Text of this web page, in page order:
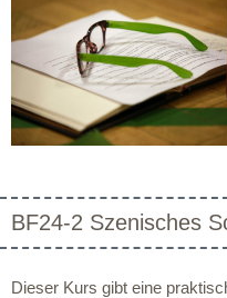
BF24-2 Szenisches
Dieser Kurs gibt eine